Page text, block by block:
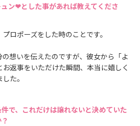
ン❤とした事があれば教えてくださ
ロポーズをした時のことです。
想いを伝えたのですが、彼女から「よ
返事をいただけた瞬間、本当に嬉しく
た。
で、これだけは譲れないと決めていた